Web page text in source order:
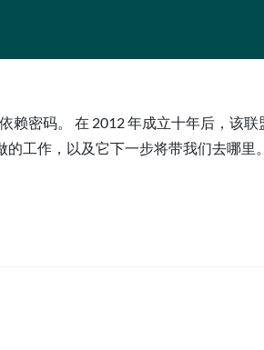
密码。 在 2012 年成立十年后，该
工作，以及它下一步将带我们去哪里。